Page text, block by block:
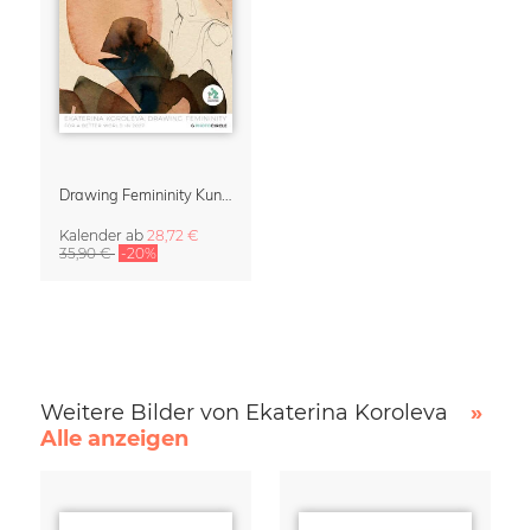
Drawing Femininity Kunstkalender 2027
Kalender ab 28,72 €
35,90 € -20%
Weitere Bilder von Ekaterina Koroleva
»
Alle anzeigen